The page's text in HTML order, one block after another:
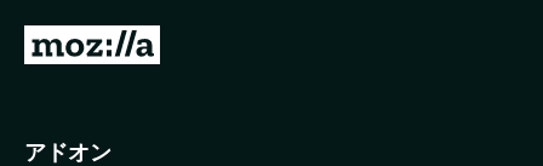
M
i
アドオン